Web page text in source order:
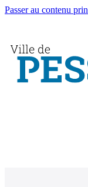
Passer au contenu